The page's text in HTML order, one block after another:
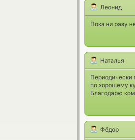
Леонид
Пока ни разу
Наталья
Периодически
по хорошему
Благодарю
Фёдор